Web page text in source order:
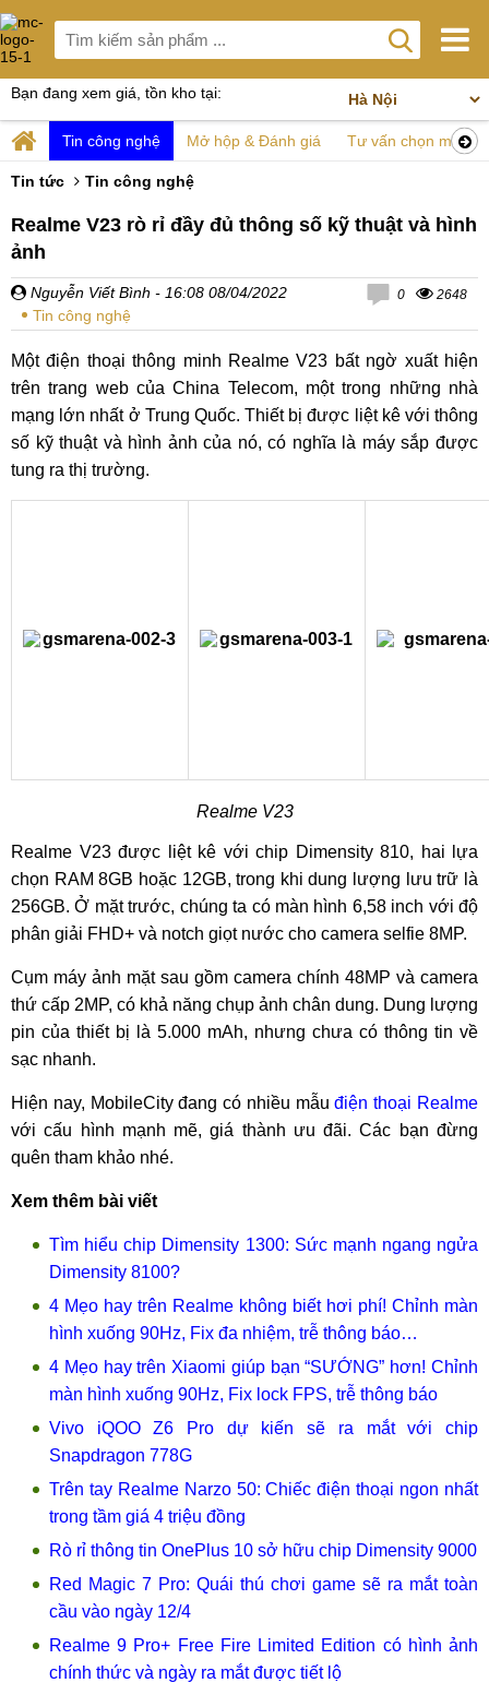
Bạn đang xem giá, tồn kho tại:
Tin công nghệ Mở hộp & Đánh giá Tư vấn chọn mua
Tin tức Tin công nghệ
Realme V23 rò rỉ đầy đủ thông số kỹ thuật và hình
ảnh
Nguyễn Viết Bình - 16:08 08/04/2022
Tin công nghệ
0 2648
Một điện thoại thông minh Realme V23 bất ngờ xuất hiện
trên trang web của China Telecom, một trong những nhà
mạng lớn nhất ở Trung Quốc. Thiết bị được liệt kê với thông
số kỹ thuật và hình ảnh của nó, có nghĩa là máy sắp được
tung ra thị trường.
Realme V23
Realme V23 được liệt kê với chip Dimensity 810, hai lựa
chọn RAM 8GB hoặc 12GB, trong khi dung lượng lưu trữ là
256GB. Ở mặt trước, chúng ta có màn hình 6,58 inch với độ
phân giải FHD+ và notch giọt nước cho camera selfie 8MP.
Cụm máy ảnh mặt sau gồm camera chính 48MP và camera
thứ cấp 2MP, có khả năng chụp ảnh chân dung. Dung lượng
pin của thiết bị là 5.000 mAh, nhưng chưa có thông tin về
sạc nhanh.
Hiện nay, MobileCity đang có nhiều mẫuđiện thoại Realme
với cấu hình mạnh mẽ, giá thành ưu đãi. Các bạn đừng
quên tham khảo nhé.
Xem thêm bài viết
Tìm hiểu chip Dimensity 1300: Sức mạnh ngang ngửa
Dimensity 8100?
4 Mẹo hay trên Realme không biết hơi phí! Chỉnh màn
hình xuống 90Hz, Fix đa nhiệm, trễ thông báo…
4 Mẹo hay trên Xiaomi giúp bạn “SƯỚNG” hơn! Chỉnh
màn hình xuống 90Hz, Fix lock FPS, trễ thông báo
Vivo iQOO Z6 Pro dự kiến sẽ ra mắt với chip
Snapdragon 778G
Trên tay Realme Narzo 50: Chiếc điện thoại ngon nhất
trong tầm giá 4 triệu đồng
Rò rỉ thông tin OnePlus 10 sở hữu chip Dimensity 9000
Red Magic 7 Pro: Quái thú chơi game sẽ ra mắt toàn
cầu vào ngày 12/4
Realme 9 Pro+ Free Fire Limited Edition có hình ảnh
chính thức và ngày ra mắt được tiết lộ